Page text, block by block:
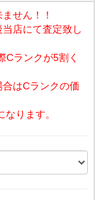
せん！！
店にて査定致し
ランクが5割く
はCランクの価
ります。